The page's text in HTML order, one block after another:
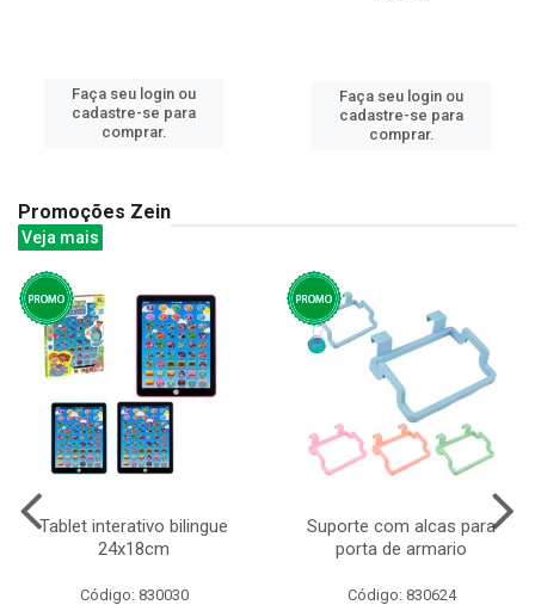
Faça seu login ou
cadastre-se para
comprar.
Faça seu login ou
cadastre-se para
comprar.
Promoções Zein
Veja mais
Tablet interativo bilingue
24x18cm
Código: 830030
Suporte com alcas para
porta de armario
Código: 830624